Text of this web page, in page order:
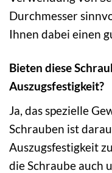
Durchmesser
Ihnen dabei einen
Bieten diese
Auszugsfestigkeit?
Ja, das spezielle
Schrauben ist
Auszugsfestigkeit
die Schraube auch